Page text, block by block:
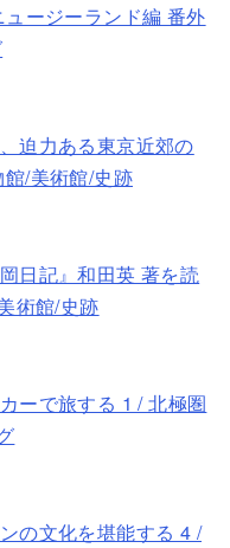
ージーランド編 番外
迫力ある東京近郊の
館/美術館/史跡
日記』和田英 著を読
術館/史跡
ーで旅する 1 / 北極圏
の文化を堪能する 4 /